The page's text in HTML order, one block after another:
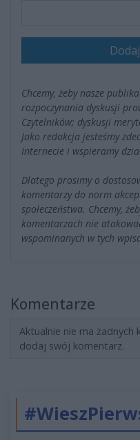
Chcemy, żeby nasze
rozpoczynania dyskusji
Czytelników; dyskusji
Jako redakcja jesteśmy
Internecie i wspieramy
Dlatego prosimy o
komentarzy do norm
społeczeństwa. Chcemy,
komentarzach nie
wspominanych w tych
Komentarze
Aktualnie nie ma żadnych
dodaj swój komentarz.